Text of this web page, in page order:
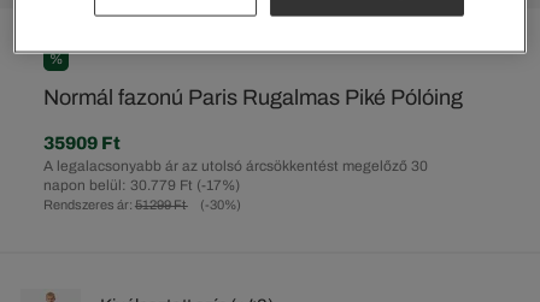
%
Normál fazonú Paris Rugalmas Piké Pólóing
Rendszeres ár: 51299 Ft (-30%)
A legalacsonyabb ár az utolsó árcsökkentést megelőző 30
napon belül: 30.779 Ft (-17%)
35909 Ft